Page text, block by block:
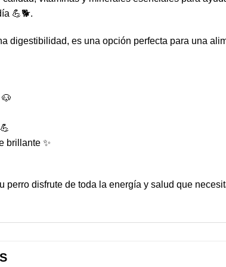
💪🐕.
digestibilidad, es una opción perfecta para una
brillante ✨
perro disfrute de toda la energía y salud que